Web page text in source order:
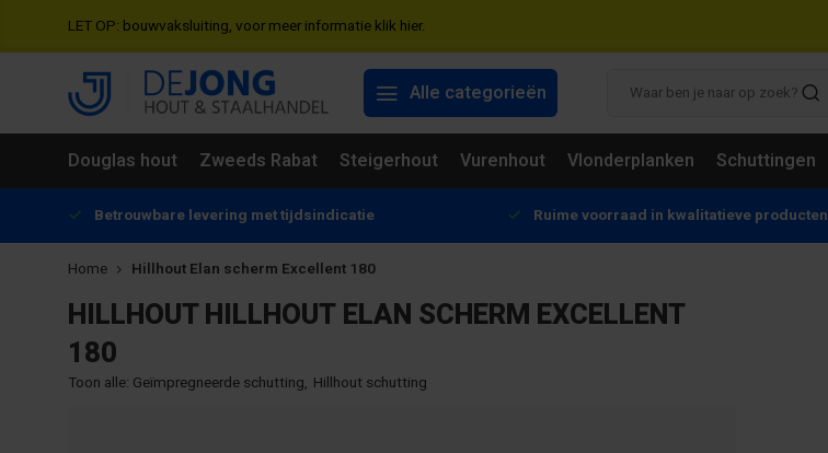
LET OP: bouwvaksluiting, voor meer informatie klik hier.
Alle categorieën
Douglas hout Zweeds Rabat Steigerhout Vurenhout Vlonderplanken Schuttingen
Betrouwbare levering met tijdsindicatie Ruime voorraad in kwalitatieve producten
Home Hillhout Elan scherm Excellent 180
HILLHOUTHILLHOUT ELAN SCHERM EXCELLENT
180
Toon alle: Geïmpregneerde schutting, Hillhout schutting